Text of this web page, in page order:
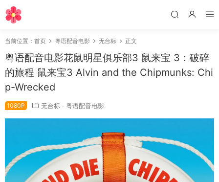
当前位置： 首页 粤语配音电影 无台标 正文
粤语配音电影花鼠明星俱乐部3 鼠来宝 3：破碎
的旅程 鼠来宝3 Alvin and the Chipmunks: Chi
p-Wrecked
1080P 无台标 · 粤语配音电影